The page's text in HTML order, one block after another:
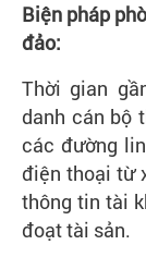
Biện pháp
đảo:
Thời gian
danh cán bộ
các đường
điện thoại từ
thông tin tài
đoạt tài sản.